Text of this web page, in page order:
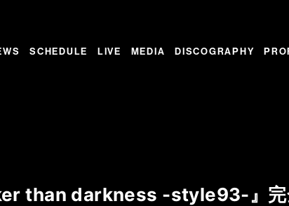
SCHEDULE LIVE MEDIA DISCOGRAPHY
than darkness -style93-』完